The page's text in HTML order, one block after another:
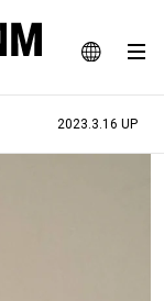
JA
EN
WEBマガジン
2023.3.16 UP